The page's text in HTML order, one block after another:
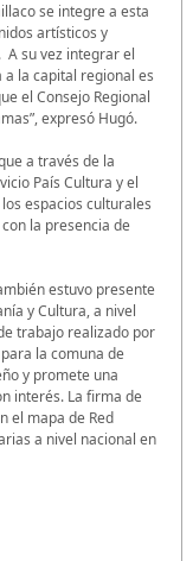
se integre a esta
artísticos y
A su vez integrar el
la capital regional es
el Consejo Regional
expresó Hugó.
a través de la
País Cultura y el
espacios culturales
la presencia de
estuvo presente
y Cultura, a nivel
trabajo realizado por
la comuna de
y promete una
interés. La firma de
el mapa de Red
a nivel nacional en